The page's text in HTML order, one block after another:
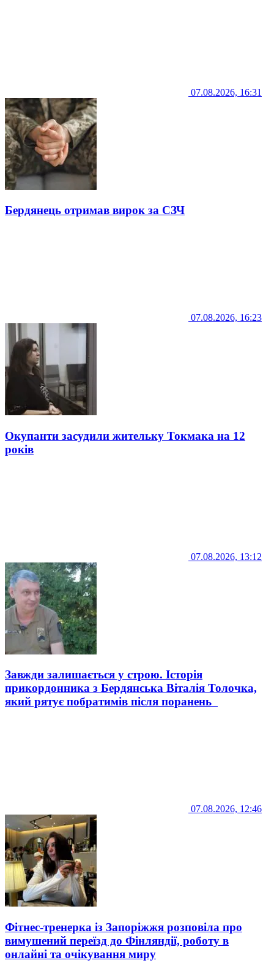
07.08.2026, 16:31
Бердянець отримав вирок за СЗЧ
07.08.2026, 16:23
Окупанти засудили жительку Токмака на 12
років
07.08.2026, 13:12
Завжди залишається у строю. Історія
прикордонника з Бердянська Віталія Толочка,
який рятує побратимів після поранень
07.08.2026, 12:46
Фітнес-тренерка із Запоріжжя розповіла про
вимушений переїзд до Фінляндії, роботу в
онлайні та очікування миру